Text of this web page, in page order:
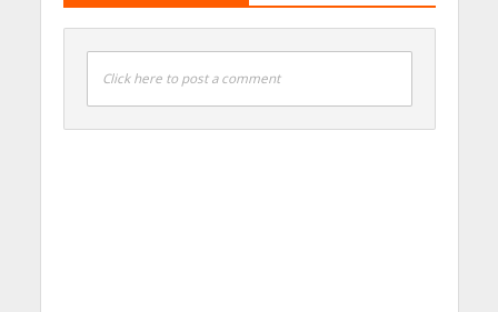
Click here to post a comment